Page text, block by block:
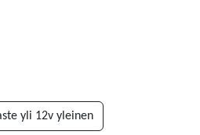
yli 12v yleinen